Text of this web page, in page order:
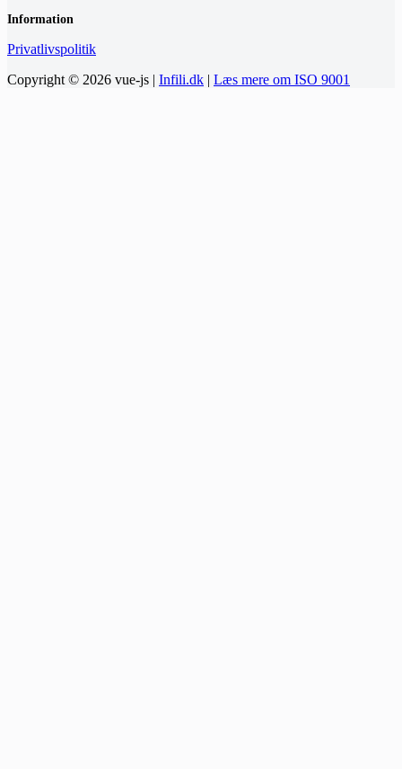
Information
Privatlivspolitik
Copyright © 2026 vue-js | Infili.dk | Læs mere om ISO 9001